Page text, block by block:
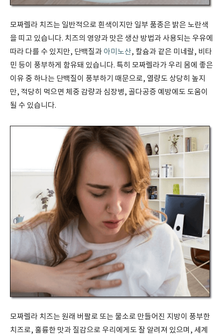
모짜렐라 치즈는 일반적으로 흰색이지만 일부 품종은 밝은 노란색
을 띠고 있습니다. 치즈의 영양과 맛은 생산 방법과 사용되는 우유에
따라 다를 수 있지만, 단백질과 아미노산, 칼슘과 같은 미네랄, 비타
민 등이 풍부하게 함유돼 있습니다. 특히 모짜렐라가 우리 몸에 좋은
이유 중 하나는 단백질이 풍부하기 때문으로, 열량도 상당히 높지
만, 적당히 먹으면 체중 감량과 심장병, 골다공증 예방에도 도움이
될 수 있습니다.
모짜렐라 치즈는 원래 버팔로 또는 물소로 만들어진 지방이 풍부한
치즈로, 훌륭한 맛과 질감으로 우리에게도 잘 알려져 있으며, 세계